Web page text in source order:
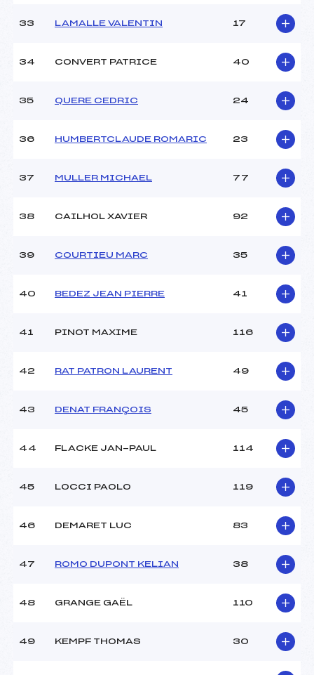
33 LAMALLE VALENTIN 17
34 CONVERT PATRICE 40
35 QUERE CEDRIC 24
36 HUMBERTCLAUDE ROMARIC 23
37 MULLER MICHAEL 77
38 CAILHOL XAVIER 92
39 COURTIEU MARC 35
40 BEDEZ JEAN PIERRE 41
41 PINOT MAXIME 116
42 RAT PATRON LAURENT 49
43 DENAT FRANÇOIS 45
44 FLACKE JAN-PAUL 114
45 LOCCI PAOLO 119
46 DEMARET LUC 83
47 ROMO DUPONT KELIAN 38
48 GRANGE GAËL 110
49 KEMPF THOMAS 30